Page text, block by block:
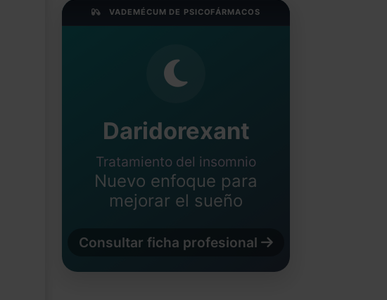
VADEMÉCUM DE PSICOFÁRMACOS
Daridorexant
Tratamiento del insomnio
Nuevo enfoque para
mejorar el sueño
Consultar ficha profesional